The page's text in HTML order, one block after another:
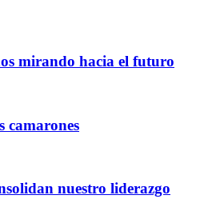
mirando hacia el futuro
camarones
nuestro liderazgo